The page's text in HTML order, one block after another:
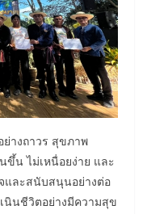
ย่างถาวร สุขภาพ
ขึ้น ไม่เหนื่อยง่าย และ
และสนับสนุนอย่างต่อ
นินชีวิตอย่างมีความสุข